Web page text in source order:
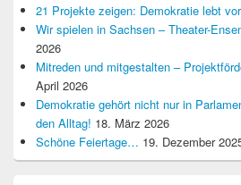
21 Projekte zeigen: Demokratie lebt
Wir spielen in Sachsen – Theater-
2026
Mitreden und mitgestalten –
April 2026
Demokratie gehört nicht nur in
den Alltag! 18. März 2026
Schöne Feiertage… 19. Dezember